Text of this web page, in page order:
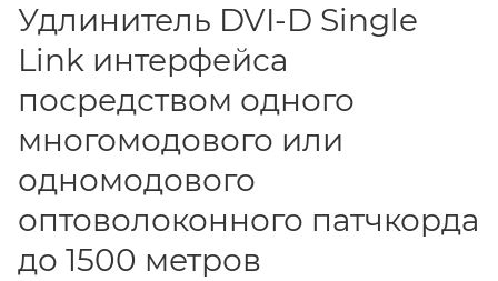
Удлинитель DVI-D Single
Link интерфейса
посредством одного
многомодового или
одномодового
оптоволоконного патчкорда
до 1500 метров